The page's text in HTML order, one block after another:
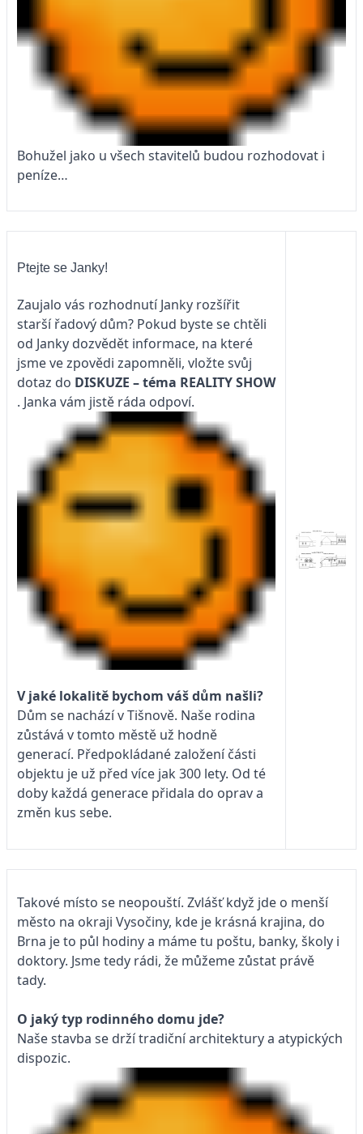
Bohužel jako u všech stavitelů budou rozhodovat i
peníze…
Ptejte se Janky!
Zaujalo vás rozhodnutí Janky rozšířit
starší řadový dům? Pokud byste se chtěli
od Janky dozvědět informace, na které
jsme ve zpovědi zapomněli, vložte svůj
dotaz do DISKUZE – téma REALITY SHOW
. Janka vám jistě ráda odpoví.
V jaké lokalitě bychom váš dům našli?
Dům se nachází v Tišnově. Naše rodina
zůstává v tomto městě už hodně
generací. Předpokládané založení části
objektu je už před více jak 300 lety. Od té
doby každá generace přidala do oprav a
změn kus sebe.
Takové místo se neopouští. Zvlášť když jde o menší
město na okraji Vysočiny, kde je krásná krajina, do
Brna je to půl hodiny a máme tu poštu, banky, školy i
doktory. Jsme tedy rádi, že můžeme zůstat právě
tady.
O jaký typ rodinného domu jde?
Naše stavba se drží tradiční architektury a atypických
dispozic.